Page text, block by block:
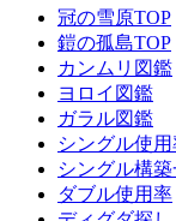
冠の雪原TOP
鎧の孤島TOP
カンムリ図鑑
ヨロイ図鑑
ガラル図鑑
シングル使
シングル構築
ダブル使用率